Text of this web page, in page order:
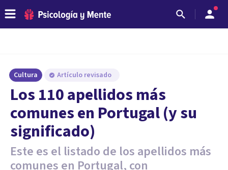
Cultura Artículo revisado
Los 110 apellidos más
comunes en Portugal (y su
significado)
Este es el listado de los apellidos más
comunes en Portugal, con